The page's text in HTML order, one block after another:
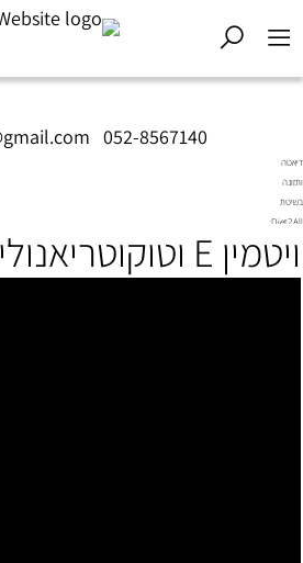
052-8567140
דיאטה
ותזונה
בשיטת
Diet2All:
שמאחורי
הגוף
ויטמין E וטוקוטריאנולים